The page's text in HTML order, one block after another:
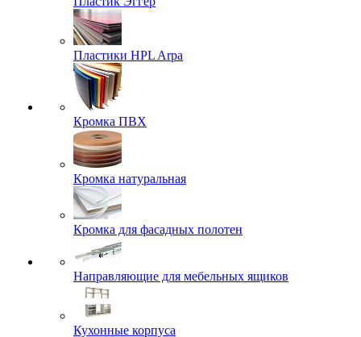
Пластики HPL Arpa
Кромка ПВХ
Кромка натуральная
Кромка для фасадных полотен
Направляющие для мебельных ящиков
Кухонные корпуса